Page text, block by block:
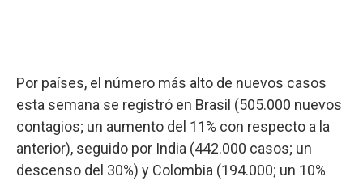
Por países, el número más alto de nuevos casos
esta semana se registró en Brasil (505.000 nuevos
contagios; un aumento del 11% con respecto a la
anterior), seguido por India (442.000 casos; un
descenso del 30%) y Colombia (194.000; un 10%